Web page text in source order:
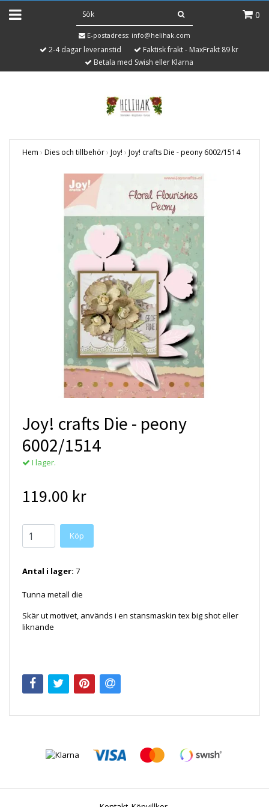
0
E-postadress: info@helihak.com
2-4 dagar leveranstid
Faktisk frakt - MaxFrakt 89 kr
Betala med Swish eller Klarna
Hem › Dies och tillbehör› Joy! › Joy! crafts Die - peony 6002/1514
Joy! crafts Die - peony
6002/1514
I lager.
119.00 kr
Antal i lager: 7
Tunna metall die
Skär ut motivet, används i en stansmaskin tex big shot eller
liknande